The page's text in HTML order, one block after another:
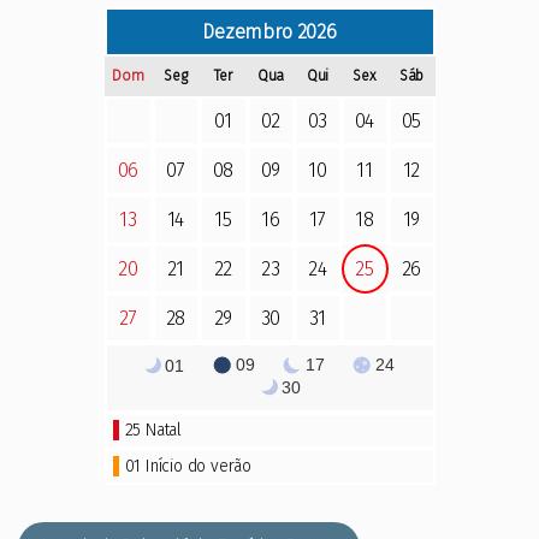
Dezembro2026
Dom Seg Ter Qua Qui Sex Sáb
01 02 03 04 05
06 07 08 09 10 11 12
13 14 15 16 17 18 19
20 21 22 23 24 25 26
27 28 29 30 31
01 09 17
24
30
25 Natal
01 Início do verão